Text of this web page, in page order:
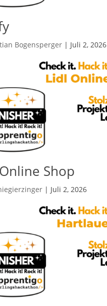
Bogensperger| Juli 2, 2026
Shop
| Juli 2, 2026